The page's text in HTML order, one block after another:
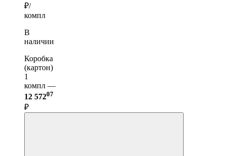
₽/
компл
В
наличии
Коробка
(картон)
1
компл —
12 57207
₽